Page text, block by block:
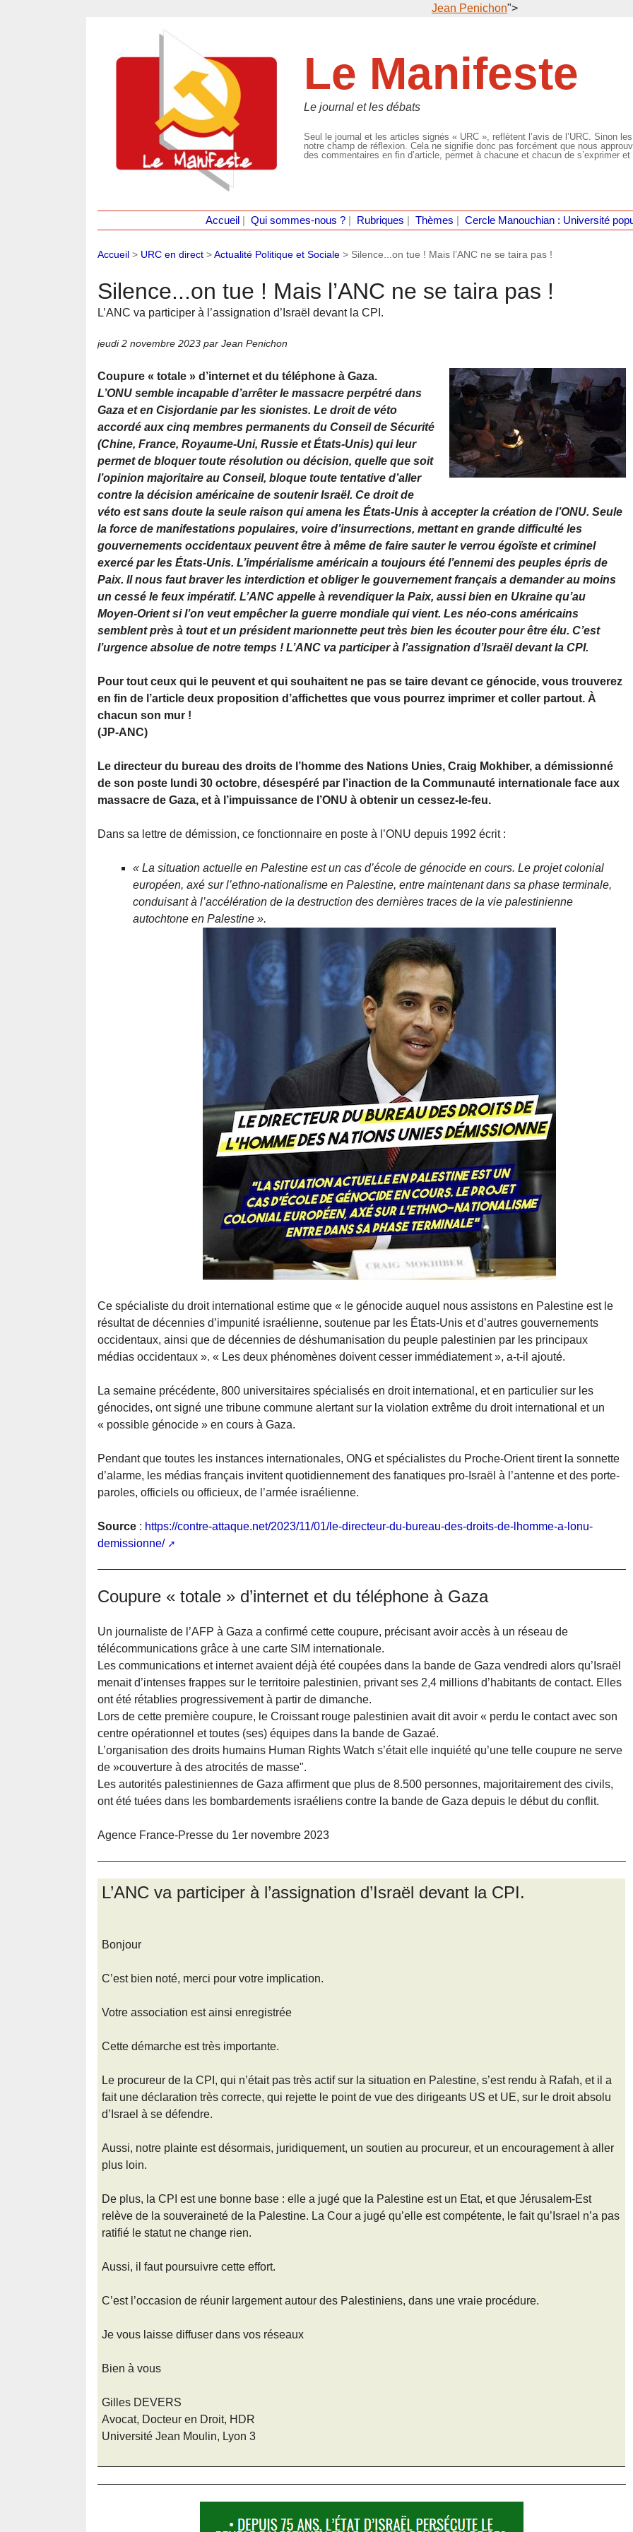
Jean Penichon">
Le Manifeste
Le journal et les débats
Seul le journal et les articles signés « URC », reflètent l’avis de l’URC. Sinon
notre champ de réflexion. Cela ne signifie donc pas forcément que nous
des commentaires en fin d’article, permet à chacune et chacun de s’exprimer
Accueil Qui sommes-nous ?| Rubriques Thèmes Cercle Manouchian : Université
Accueil > URC en direct >Actualité Politique et Sociale > Silence...on tue ! Mais l’ANC ne se taira pas !
Silence...on tue ! Mais l’ANC ne se taira pas !
L’ANC va participer à l’assignation d’Israël devant la CPI.
jeudi 2 novembre 2023 par Jean Penichon
Coupure « totale » d’internet et du téléphone à Gaza.
L’ONU semble incapable d’arrêter le massacre perpétré dans
Gaza et en Cisjordanie par les sionistes. Le droit de véto
accordé aux cinq membres permanents du Conseil de Sécurité
(Chine, France, Royaume-Uni, Russie et États-Unis) qui leur
permet de bloquer toute résolution ou décision, quelle que soit
l’opinion majoritaire au Conseil, bloque toute tentative d’aller
contre la décision américaine de soutenir Israël. Ce droit de
véto est sans doute la seule raison qui amena les États-Unis à accepter la création de l’ONU. Seule
la force de manifestations populaires, voire d’insurrections, mettant en grande difficulté les
gouvernements occidentaux peuvent être à même de faire sauter le verrou égoïste et criminel
exercé par les États-Unis. L’impérialisme américain a toujours été l’ennemi des peuples épris de
Paix. Il nous faut braver les interdiction et obliger le gouvernement français a demander au moins
un cessé le feux impératif. L’ANC appelle à revendiquer la Paix, aussi bien en Ukraine qu’au
Moyen-Orient si l’on veut empêcher la guerre mondiale qui vient. Les néo-cons américains
semblent près à tout et un président marionnette peut très bien les écouter pour être élu. C’est
l’urgence absolue de notre temps ! L’ANC va participer à l’assignation d’Israël devant la CPI.
Pour tout ceux qui le peuvent et qui souhaitent ne pas se taire devant ce génocide, vous trouverez
en fin de l’article deux proposition d’affichettes que vous pourrez imprimer et coller partout. À
chacun son mur !
(JP-ANC)
Le directeur du bureau des droits de l’homme des Nations Unies, Craig Mokhiber, a démissionné
de son poste lundi 30 octobre, désespéré par l’inaction de la Communauté internationale face aux
massacre de Gaza, et à l’impuissance de l’ONU à obtenir un cessez-le-feu.
Dans sa lettre de démission, ce fonctionnaire en poste à l’ONU depuis 1992 écrit :
« La situation actuelle en Palestine est un cas d’école de génocide en cours. Le projet colonial
européen, axé sur l’ethno-nationalisme en Palestine, entre maintenant dans sa phase terminale,
conduisant à l’accélération de la destruction des dernières traces de la vie palestinienne
autochtone en Palestine ».
Ce spécialiste du droit international estime que « le génocide auquel nous assistons en Palestine est le
résultat de décennies d’impunité israélienne, soutenue par les États-Unis et d’autres gouvernements
occidentaux, ainsi que de décennies de déshumanisation du peuple palestinien par les principaux
médias occidentaux ». « Les deux phénomènes doivent cesser immédiatement », a-t-il ajouté.
La semaine précédente, 800 universitaires spécialisés en droit international, et en particulier sur les
génocides, ont signé une tribune commune alertant sur la violation extrême du droit international et un
« possible génocide » en cours à Gaza.
Pendant que toutes les instances internationales, ONG et spécialistes du Proche-Orient tirent la sonnette
d’alarme, les médias français invitent quotidiennement des fanatiques pro-Israël à l’antenne et des porte-
paroles, officiels ou officieux, de l’armée israélienne.
Source : https://contre-attaque.net/2023/11/01/le-directeur-du-bureau-des-droits-de-lhomme-a-lonu-
demissionne/
Coupure « totale » d’internet et du téléphone à Gaza
Un journaliste de l’AFP à Gaza a confirmé cette coupure, précisant avoir accès à un réseau de
télécommunications grâce à une carte SIM internationale.
Les communications et internet avaient déjà été coupées dans la bande de Gaza vendredi alors qu’Israël
menait d’intenses frappes sur le territoire palestinien, privant ses 2,4 millions d’habitants de contact. Elles
ont été rétablies progressivement à partir de dimanche.
Lors de cette première coupure, le Croissant rouge palestinien avait dit avoir « perdu le contact avec son
centre opérationnel et toutes (ses) équipes dans la bande de Gazaé.
L’organisation des droits humains Human Rights Watch s’était elle inquiété qu’une telle coupure ne serve
de »couverture à des atrocités de masse".
Les autorités palestiniennes de Gaza affirment que plus de 8.500 personnes, majoritairement des civils,
ont été tuées dans les bombardements israéliens contre la bande de Gaza depuis le début du conflit.
Agence France-Presse du 1er novembre 2023
L’ANC va participer à l’assignation d’Israël devant la CPI.
Bonjour
C’est bien noté, merci pour votre implication.
Votre association est ainsi enregistrée
Cette démarche est très importante.
Le procureur de la CPI, qui n’était pas très actif sur la situation en Palestine, s’est rendu à Rafah, et il a
fait une déclaration très correcte, qui rejette le point de vue des dirigeants US et UE, sur le droit absolu
d’Israel à se défendre.
Aussi, notre plainte est désormais, juridiquement, un soutien au procureur, et un encouragement à aller
plus loin.
De plus, la CPI est une bonne base : elle a jugé que la Palestine est un Etat, et que Jérusalem-Est
relève de la souveraineté de la Palestine. La Cour a jugé qu’elle est compétente, le fait qu’Israel n’a pas
ratifié le statut ne change rien.
Aussi, il faut poursuivre cette effort.
C’est l’occasion de réunir largement autour des Palestiniens, dans une vraie procédure.
Je vous laisse diffuser dans vos réseaux
Bien à vous
Gilles DEVERS
Avocat, Docteur en Droit, HDR
Université Jean Moulin, Lyon 3